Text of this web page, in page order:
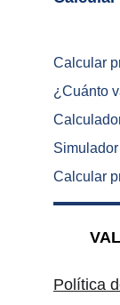
Política
Calcular
¿ Cuánto
Calcular